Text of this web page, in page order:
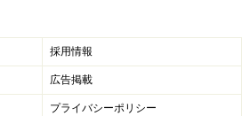
ら、しっかり貯めるコツを確認
採用情報
広告掲載
プライバシーポリシー